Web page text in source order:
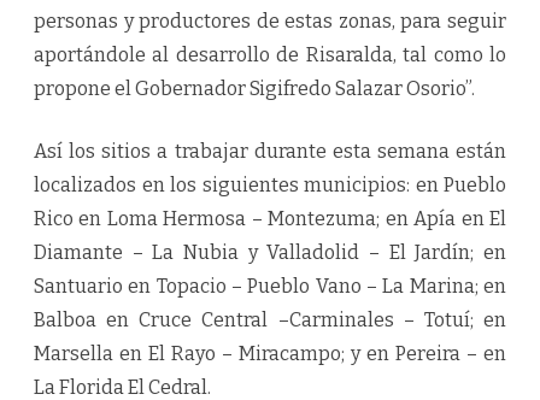
personas y productores de estas zonas, para seguir
aportándole al desarrollo de Risaralda, tal como lo
propone el Gobernador Sigifredo Salazar Osorio”.
Así los sitios a trabajar durante esta semana están
localizados en los siguientes municipios: en Pueblo
Rico en Loma Hermosa – Montezuma; en Apía en El
Diamante – La Nubia y Valladolid – El Jardín; en
Santuario en Topacio – Pueblo Vano – La Marina; en
Balboa en Cruce Central –Carminales – Totuí; en
Marsella en El Rayo – Miracampo; y en Pereira – en
La Florida El Cedral.